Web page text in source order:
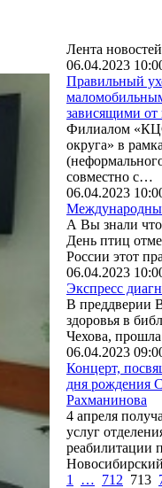
Лента новостей
06.04.2023
Правильный
зависящими
Филиалом
округа» в
совместно с…
06.04.2023
А Вы знали
День птиц
России этот
06.04.2023
Экспресс
В преддверии
здоровья в
Чехова,
06.04.2023
Концерт,
дня рождения
Рахманинова
4 апреля
услуг
реабилитации
1
… 712 713